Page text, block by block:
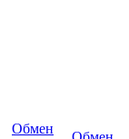
Обмен